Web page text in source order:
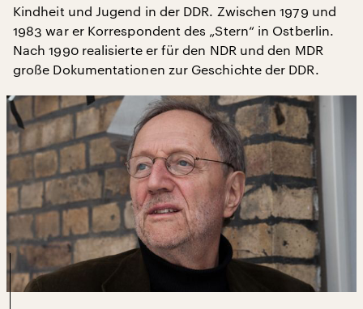
Kindheit und Jugend in der DDR. Zwischen 1979 und
1983 war er Korrespondent des „Stern“ in Ostberlin.
Nach 1990 realisierte er für den NDR und den MDR
große Dokumentationen zur Geschichte der DDR.